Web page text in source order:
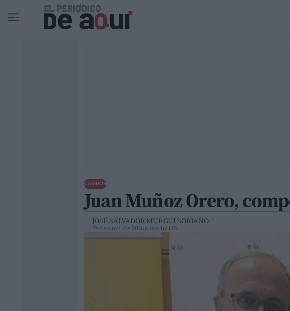
Ir al contenido principal
CASINOS
Juan Muñoz Orero,
JOSÉ SALVADOR MURGUI SORIANO
29 de abril de 2026 a las 16:43h